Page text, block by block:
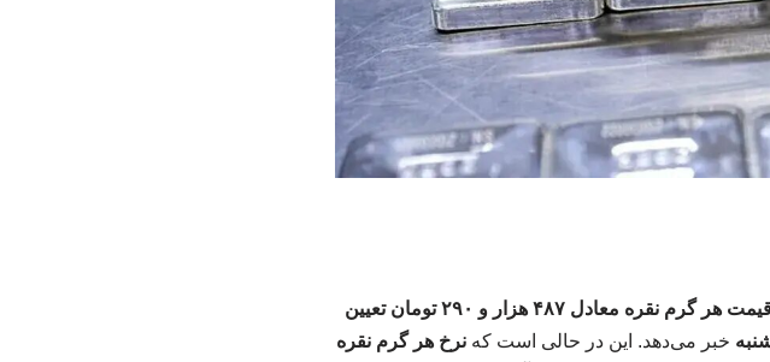
قیمت هر گرم نقره معادل ۴۸۷ هزار و ۲۹۰ تومان تعیین
خبر می‌دهد. این در حالی است کهنرخ هر گرم نقره